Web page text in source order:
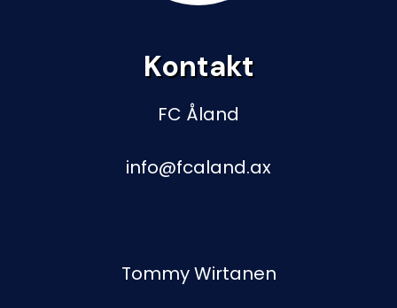
Kontakt
FC Åland
info@fcaland.ax
Tommy Wirtanen